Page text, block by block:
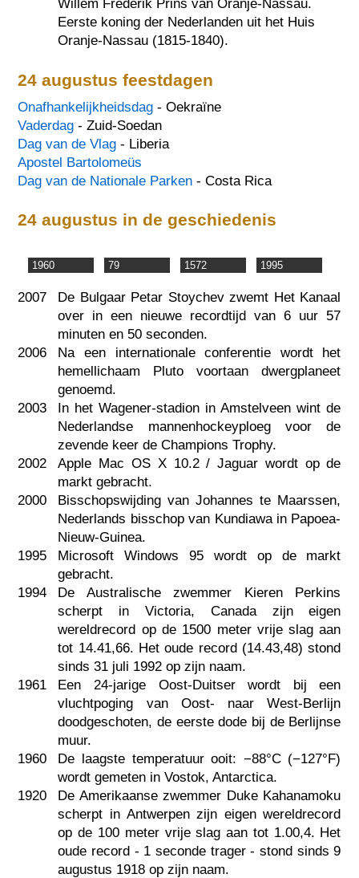
Willem Frederik Prins van Oranje-Nassau.
Eerste koning der Nederlanden uit het Huis
Oranje-Nassau (1815-1840).
24 augustus feestdagen
Onafhankelijkheidsdag - Oekraïne
Vaderdag - Zuid-Soedan
Dag van de Vlag - Liberia
Apostel Bartolomeüs
Dag van de Nationale Parken - Costa Rica
24 augustus in de geschiedenis
1960 79 1572 1995
2007
De Bulgaar Petar Stoychev zwemt Het Kanaal
over in een nieuwe recordtijd van 6 uur 57
minuten en 50 seconden.
2006
Na een internationale conferentie wordt het
hemellichaam Pluto voortaan dwergplaneet
genoemd.
2003
In het Wagener-stadion in Amstelveen wint de
Nederlandse mannenhockeyploeg voor de
zevende keer de Champions Trophy.
2002
Apple Mac OS X 10.2 / Jaguar wordt op de
markt gebracht.
2000
Bisschopswijding van Johannes te Maarssen,
Nederlands bisschop van Kundiawa in Papoea-
Nieuw-Guinea.
1995
Microsoft Windows 95 wordt op de markt
gebracht.
1994
De Australische zwemmer Kieren Perkins
scherpt in Victoria, Canada zijn eigen
wereldrecord op de 1500 meter vrije slag aan
tot 14.41,66. Het oude record (14.43,48) stond
sinds 31 juli 1992 op zijn naam.
1961
Een 24-jarige Oost-Duitser wordt bij een
vluchtpoging van Oost- naar West-Berlijn
doodgeschoten, de eerste dode bij de Berlijnse
muur.
1960
De laagste temperatuur ooit: −88°C (−127°F)
wordt gemeten in Vostok, Antarctica.
1920
De Amerikaanse zwemmer Duke Kahanamoku
scherpt in Antwerpen zijn eigen wereldrecord
op de 100 meter vrije slag aan tot 1.00,4. Het
oude record - 1 seconde trager - stond sinds 9
augustus 1918 op zijn naam.